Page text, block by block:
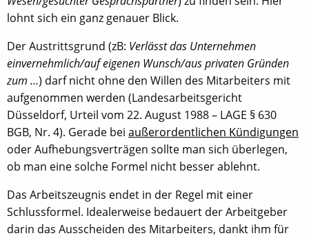
lohnt sich ein ganz genauer Blick.
Der Austrittsgrund (zB: Verlässt das Unternehmen
einvernehmlich/auf eigenen Wunsch/aus privaten Gründen
zum …) darf nicht ohne den Willen des Mitarbeiters mit
aufgenommen werden (Landesarbeitsgericht
Düsseldorf, Urteil vom 22. August 1988 – LAGE § 630
BGB, Nr. 4). Gerade bei außerordentlichen Kündigungen
oder Aufhebungsverträgen sollte man sich überlegen,
ob man eine solche Formel nicht besser ablehnt.
Das Arbeitszeugnis endet in der Regel mit einer
Schlussformel. Idealerweise bedauert der Arbeitgeber
darin das Ausscheiden des Mitarbeiters, dankt ihm für